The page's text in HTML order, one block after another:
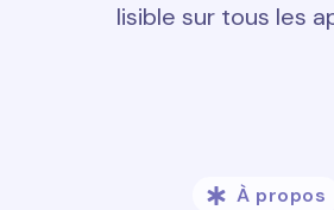
lisible sur tous les
À propos